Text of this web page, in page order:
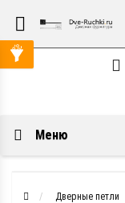
Меню
Дверные петли